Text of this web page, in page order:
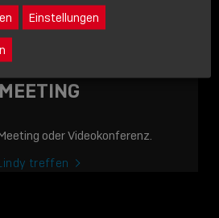
–
MEETING
oder Videokonferenz.
treffen
Einstellungen